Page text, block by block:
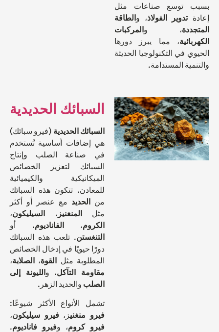
توسع صناعات مثل
الفولاذ ، والطاقة
، و
المركبات
، مما يبرز دورها
في التكنولوجيا الحديثة
المستدامة.
السبائك الحديدية
السبائك الحديدية(فيرو سبائك)
هي إضافات أساسية تُستخدم
في صناعة الصلب وإنتاج
السبائك لتعزيز الخصائص
الميكانيكية والكيميائية
للمعادن. تتكون هذه السبائك
الحديد مع عنصر أو أكثر
المنغنيز ،السيليكون،
،الفاناديوم، أو
التنغستن. تلعب هذه السبائك
دورًا حيويًا في إدخال الخصائص
المطلوبة مثلالقوة،الصلابة،
مقاومة التآكل، والليونة إلى
والحديد الزهر.
تشمل الأنواع الأكثر شيوعًا:
فيرو منغنيز، فيرو سيليكون،
فيرو كروم ، وفيرو فاناديوم .